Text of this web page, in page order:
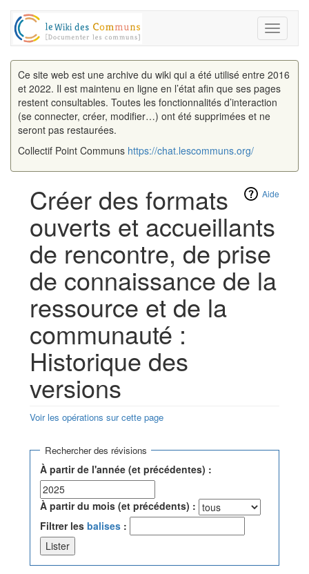
Toggle
Ce site web est une archive du wiki qui a été utilisé entre 2016
et 2022. Il est maintenu en ligne en l’état afin que ses pages
restent consultables. Toutes les fonctionnalités d’interaction
(se connecter, créer, modifier…) ont été supprimées et ne
seront pas restaurées.
Collectif Point Communs https://chat.lescommuns.org/
Aide
Créer des formats
ouverts et accueillants
de rencontre, de prise
de connaissance de la
ressource et de la
communauté :
Historique des
versions
Voir les opérations sur cette page
Rechercher des révisions
À partir de l'année (et précédentes) :
À partir du mois (et précédents) :
Filtrer les balises :